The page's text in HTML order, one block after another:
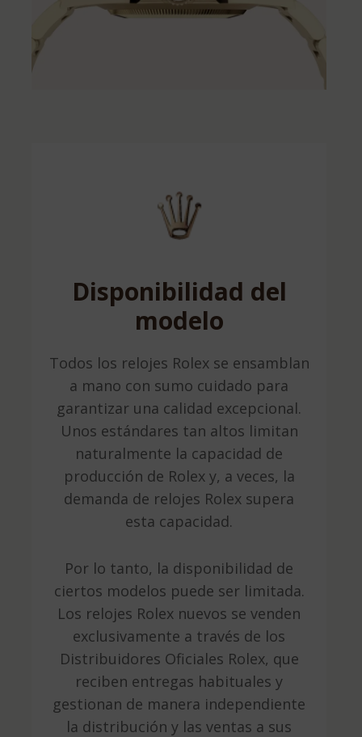
Disponibilidad del
modelo
Todos los relojes Rolex se ensamblan
a mano con sumo cuidado para
garantizar una calidad excepcional.
Unos estándares tan altos limitan
naturalmente la capacidad de
producción de Rolex y, a veces, la
demanda de relojes Rolex supera
esta capacidad.
Por lo tanto, la disponibilidad de
ciertos modelos puede ser limitada.
Los relojes Rolex nuevos se venden
exclusivamente a través de los
Distribuidores Oficiales Rolex, que
reciben entregas habituales y
gestionan de manera independiente
la distribución y las ventas a sus